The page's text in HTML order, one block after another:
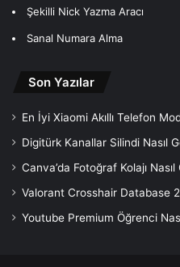
Şekilli Nick Yazma Aracı
Sanal Numara Alma
Son Yazılar
En İyi Xiaomi Akıllı Telefon
Digitürk Kanallar Silindi Nasıl
Canva’da Fotoğraf Kolajı
Valorant Crosshair Database
Youtube Premium Öğrenci